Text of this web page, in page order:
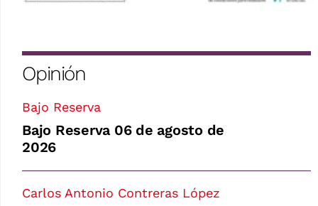
Opinión
Bajo Reserva
Bajo Reserva 06 de agosto de
2026
Carlos Antonio Contreras López